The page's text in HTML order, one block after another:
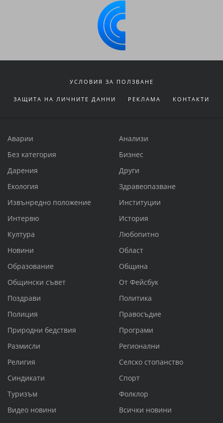
УСЛОВИЯ ЗА ПОЛЗВАНЕ
ЗАЩИТА НА ЛИЧНИТЕ ДАННИ РЕКЛАМА КОНТАКТИ
Аварии
Анализи
Без категория
Бизнес
Дарения
Други
Екология
Здравеопазване
Извънредно положение
Институции
Интервю
История
Култура
Любопитно
Новини
Област
Образование
Община
Общински съвет
От Фейсбук
Поздрави
Политика
Полиция
Правосъдие
Природни бедствия
Програми
Размисли
Регионални
Религия
Селско стопанство
Синдикати
Спорт
Туризъм
Фолклор
Видео новини
Всички новини